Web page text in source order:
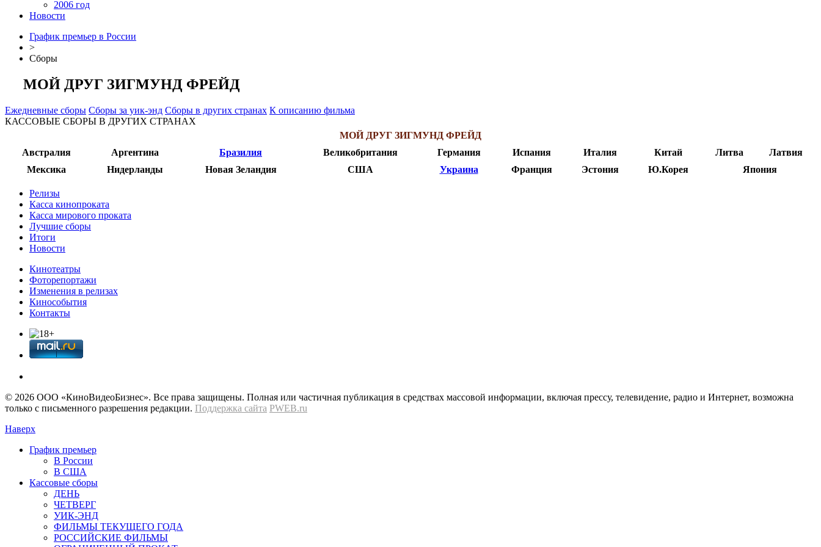
2006 год
Новости
График премьер в России
>
Сборы
МОЙ ДРУГ ЗИГМУНД ФРЕЙД
Ежедневные сборы Сборы за уик-энд Сборы в других странах К описанию фильма
КАССОВЫЕ СБОРЫ В ДРУГИХ СТРАНАХ
МОЙ ДРУГ ЗИГМУНД ФРЕЙД
Австралия
Аргентина Бразилия Великобритания Германия Испания Италия Китай Литва
Латвия
Мексика
Нидерланды Новая Зеландия США Украина Франция Эстония Ю.Корея Япония
Релизы
Касса кинопроката
Касса мирового проката
Лучшие сборы
Итоги
Новости
Кинотеатры
Фоторепортажи
Изменения в релизах
Кинособытия
Контакты
© 2026 OOО «КиноВидеоБизнес». Все права защищены. Полная или частичная публикация в средствах массовой информации, включая прессу, телевидение, радио и Интернет, возможна
только с письменного разрешения редакции. Поддержка сайта PWEB.ru
Наверх
График премьер
В России
В США
Кассовые сборы
ДЕНЬ
ЧЕТВЕРГ
УИК-ЭНД
ФИЛЬМЫ ТЕКУЩЕГО ГОДА
РОССИЙСКИЕ ФИЛЬМЫ